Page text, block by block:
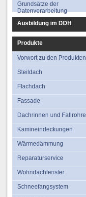
Grundsätze der
Datenverarbeitung
Ausbildung im DDH
Produkte
Vorwort zu den Produkten
Steildach
Flachdach
Fassade
Dachrinnen und Fallrohre
Kamineindeckungen
Wärmedämmung
Reparaturservice
Wohndachfenster
Schneefangsystem